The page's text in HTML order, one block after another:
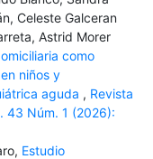
Celeste Galceran
Astrid Morer
como
niños y
aguda , Revista
43 Núm. 1 (2026):
Estudio